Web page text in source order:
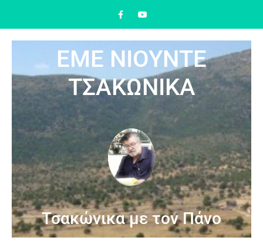
ΕΜΕ ΝΙΟΥΝΤΕ
ΤΣΑΚΩΝΙΚΑ
Τσακώνικα με τον Πάνο